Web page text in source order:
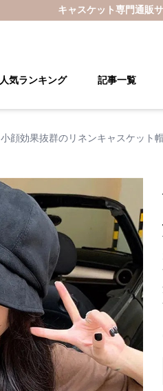
キャスケット専門通販
人気ランキング 記事一覧
小顔効果抜群のリネンキャスケット